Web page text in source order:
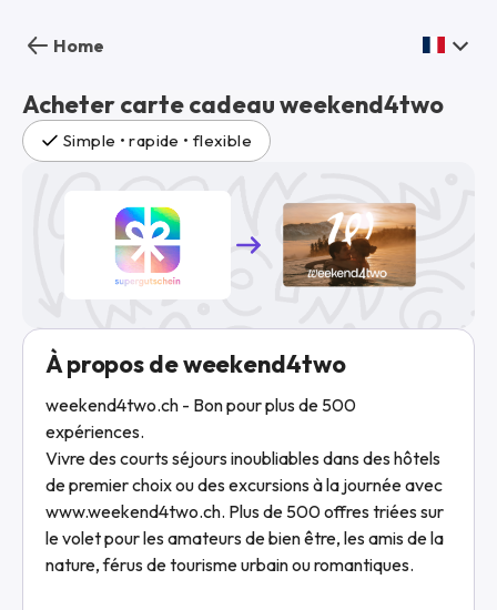
Home
Acheter carte cadeau weekend4two
Simple • rapide • flexible
À propos de weekend4two
weekend4two.ch - Bon pour plus de 500
expériences.
Vivre des courts séjours inoubliables dans des hôtels
de premier choix ou des excursions à la journée avec
www.weekend4two.ch. Plus de 500 offres triées sur
le volet pour les amateurs de bien être, les amis de la
nature, férus de tourisme urbain ou romantiques.